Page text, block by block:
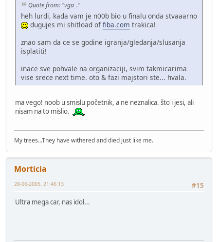
Quote from: "vga_."
heh lurdi, kada vam je n00b bio u finalu onda stvaaarno
dugujes mi shitload of fiba.com trakica!
znao sam da ce se godine igranja/gledanja/slusanja
isplatiti!
inace sve pohvale na organizaciji, svim takmicarima
vise srece next time. oto & fazi majstori ste... hvala.
ma vego! noob u smislu početnik, a ne neznalica. što i jesi, ali
nisam na to mislio.
My trees...They have withered and died just like me.
Morticia
#15
28-06-2005, 21:46:13
Ultra mega car, nas idol...